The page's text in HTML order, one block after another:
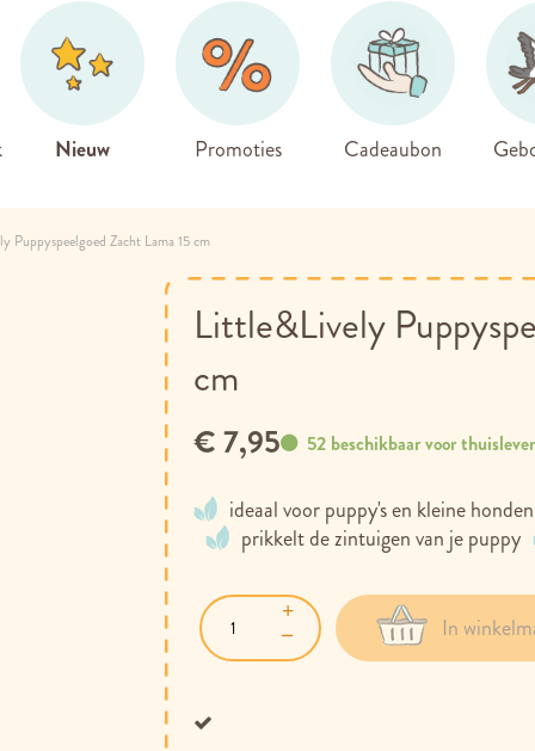
Nieuw Promoties Cadeaubon
Puppyspeelgoed Zacht Lama 15 cm
Little&Lively
cm
ideaal voor puppy's en kleine
prikkelt de zintuigen van je puppy
52 beschikbaar voor
€ 7,95
In